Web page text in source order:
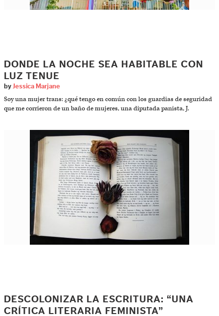
DONDE LA NOCHE SEA HABITABLE CON
LUZ TENUE
by Jessica Marjane
Soy una mujer trans: ¿qué tengo en común con los guardias de seguridad
que me corrieron de un baño de mujeres, una diputada panista, J.
DESCOLONIZAR LA ESCRITURA: “UNA
CRÍTICA LITERARIA FEMINISTA”